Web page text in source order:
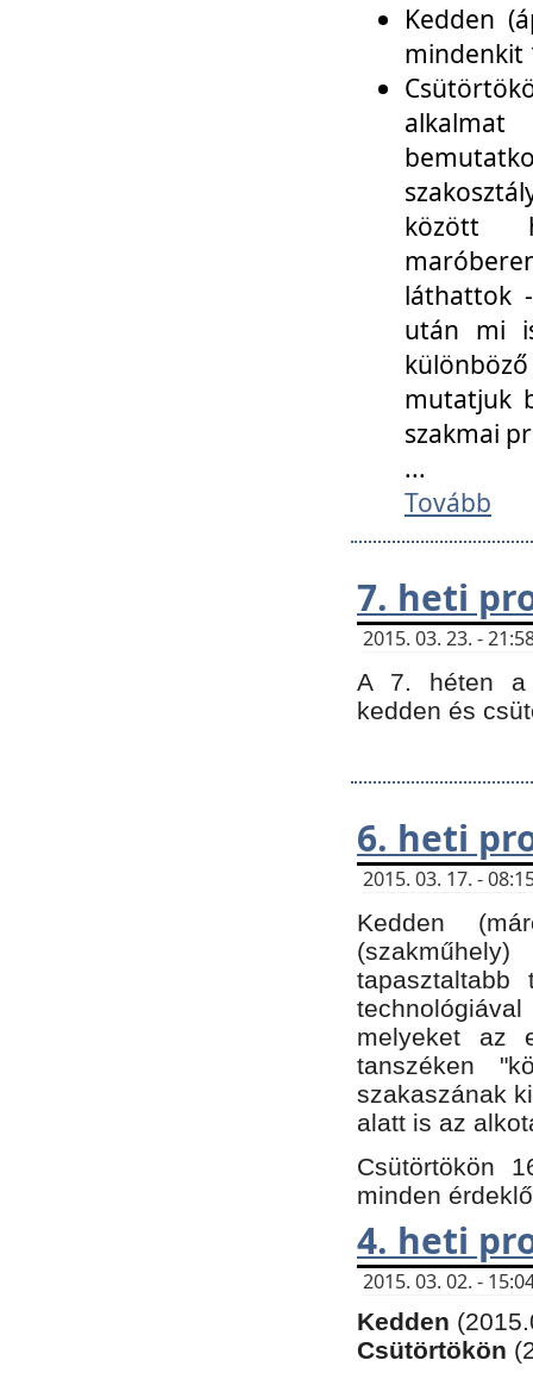
Kedden
mindenkit
között
láthattok
után mi
mutatjuk
szakmai
...
Tovább
7. heti
2015. 03. 23. -
A 7. héten a
kedden és
6. heti
2015. 03. 17. -
Kedden
tapasztaltabb
melyeket az
tanszéken
szakaszának
alatt is az
Csütörtökön
minden
4. heti
2015. 03. 02. -
Kedden
Csütörtökön